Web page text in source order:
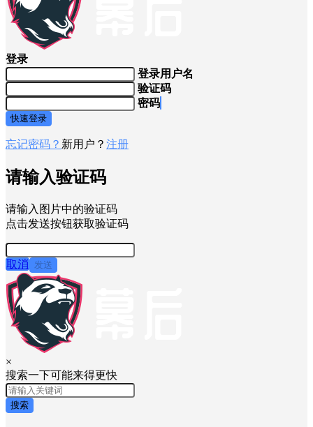
登录
登录用户名
验证码
密码
快速登录
忘记密码？ 新用户？ 注册
请输入验证码
请输入图片中的验证码
点击发送按钮获取验证码
取消 发送
×
搜索一下可能来得更快
搜索